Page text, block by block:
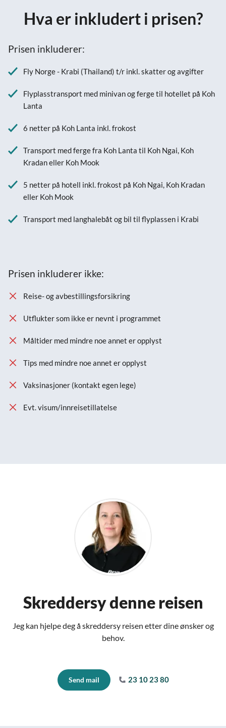
Hva er inkludert i prisen?
Prisen inkluderer:
Fly Norge - Krabi (Thailand) t/r inkl. skatter og avgifter
Flyplasstransport med minivan og ferge til hotellet på Koh
Lanta
6 netter på Koh Lanta inkl. frokost
Transport med ferge fra Koh Lanta til Koh Ngai, Koh
Kradan eller Koh Mook
5 netter på hotell inkl. frokost på Koh Ngai, Koh Kradan
eller Koh Mook
Transport med langhalebåt og bil til flyplassen i Krabi
Prisen inkluderer ikke:
Reise- og avbestillingsforsikring
Utflukter som ikke er nevnt i programmet
Måltider med mindre noe annet er opplyst
Tips med mindre noe annet er opplyst
Vaksinasjoner (kontakt egen lege)
Evt. visum/innreisetillatelse
Skreddersy denne reisen
Jeg kan hjelpe deg å skreddersy reisen etter dine ønsker og
behov.
Send mail 23 10 23 80